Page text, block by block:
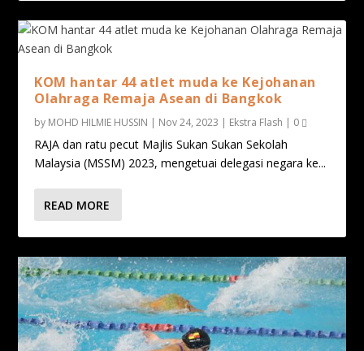
KOM hantar 44 atlet muda ke Kejohanan
Olahraga Remaja Asean di Bangkok
by MOHD HILMIE HUSSIN Nov 24, 2023 Ekstra Flash 0
RAJA dan ratu pecut Majlis Sukan Sukan Sekolah
Malaysia (MSSM) 2023, mengetuai delegasi negara ke...
READ MORE